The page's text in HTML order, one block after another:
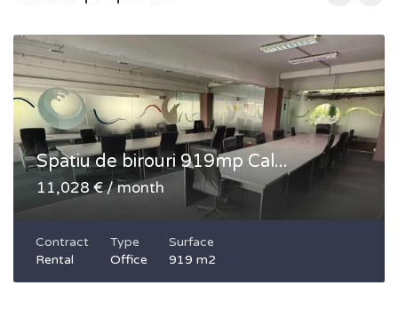
Spatiu de birouri 919mp Cal...
11,028 € / month
Contract
Rental
Type
Office
Surface
919 m2